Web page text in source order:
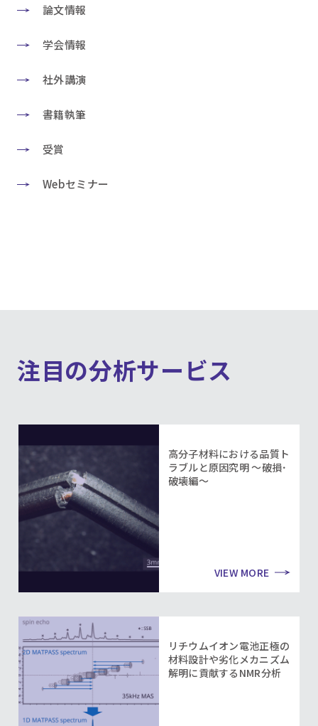
論文情報
学会情報
社外講演
書籍執筆
受賞
Webセミナー
注目の分析サービス
高分子材料における品質ト
ラブルと原因究明 ～破損･
破壊編～
VIEW MORE
リチウムイオン電池正極の
材料設計や劣化メカニズム
解明に貢献するNMR分析